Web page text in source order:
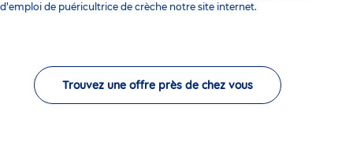
d’emploi de puéricultrice de crèche notre site internet.
Trouvez une offre près de chez vous